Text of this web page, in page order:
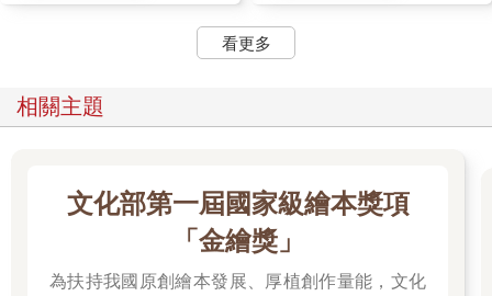
看更多
相關主題
文化部第一屆國家級繪本獎項
「金繪獎」
為扶持我國原創繪本發展、厚植創作量能，文化